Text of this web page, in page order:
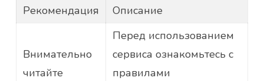
Рекомендация Описание
Внимательно
читайте
Перед использованием
сервиса ознакомьтесь с
правилами